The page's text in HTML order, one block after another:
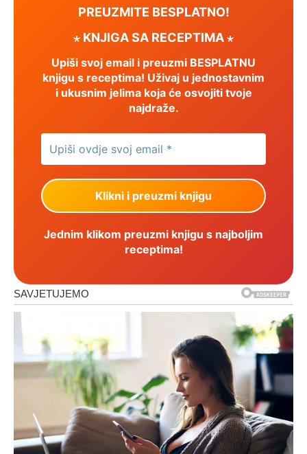
PREUZMITE BESPLATNO!
⋆ KNJIGA SA RECEPTIMA ⋆
Upiši svoj email i preuzmi BESPLATNU
knjigu s receptima! Uživaj u jednostavnim
i ukusnim jelima koja će osvojiti tvoje
najdraže.
Jednim klikom preuzmi knjigu s najboljim
receptima!